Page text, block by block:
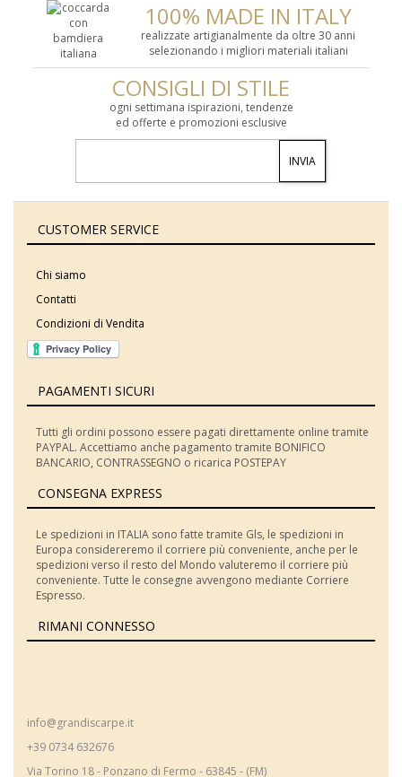
100% MADE IN ITALY
realizzate artigianalmente da oltre 30 anni
selezionando i migliori materiali italiani
CONSIGLI DI STILE
ogni settimana ispirazioni, tendenze
ed offerte e promozioni esclusive
INVIA
CUSTOMER SERVICE
Chi siamo
Contatti
Condizioni di Vendita
PAGAMENTI SICURI
Tutti gli ordini possono essere pagati direttamente online tramite
PAYPAL. Accettiamo anche pagamento tramite BONIFICO
BANCARIO, CONTRASSEGNO o ricarica POSTEPAY
CONSEGNA EXPRESS
Le spedizioni in ITALIA sono fatte tramite Gls, le spedizioni in
Europa considereremo il corriere più conveniente, anche per le
spedizioni verso il resto del Mondo valuteremo il corriere più
conveniente. Tutte le consegne avvengono mediante Corriere
Espresso.
RIMANI CONNESSO
info@grandiscarpe.it
+39 0734 632676
Via Torino 18 - Ponzano di Fermo - 63845 - (FM)